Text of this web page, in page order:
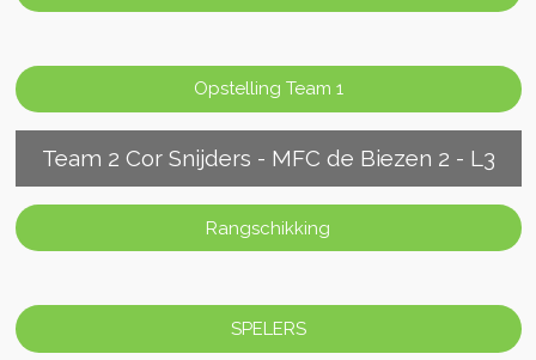
Opstelling Team 1
Team 2 Cor Snijders - MFC de Biezen 2 - L3
Rangschikking
SPELERS